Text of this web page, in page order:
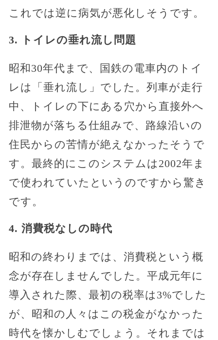
これでは逆に病気が悪化しそうです。
3. トイレの垂れ流し問題
昭和30年代まで、国鉄の電車内のトイ
レは「垂れ流し」でした。列車が走行
中、トイレの下にある穴から直接外へ
排泄物が落ちる仕組みで、路線沿いの
住民からの苦情が絶えなかったそうで
す。最終的にこのシステムは2002年ま
で使われていたというのですから驚き
です。
4. 消費税なしの時代
昭和の終わりまでは、消費税という概
念が存在しませんでした。平成元年に
導入された際、最初の税率は3%でした
が、昭和の人々はこの税金がなかった
時代を懐かしむでしょう。それまでは